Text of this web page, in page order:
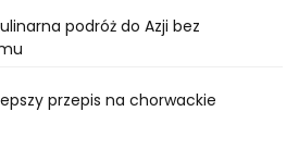
podróż do Azji bez
przepis na chorwackie